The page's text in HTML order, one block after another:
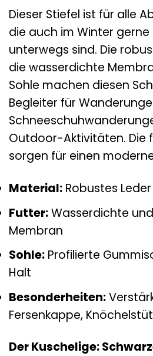
Dieser Stiefel ist für alle
die auch im Winter gerne
unterwegs sind. Die
die wasserdichte
Sohle machen diesen
Begleiter für
Outdoor-Aktivitäten. Die
sorgen für einen
Material: Robustes
Futter:Wasserdichte
Membran
Sohle: Profilierte
Halt
Besonderheiten:
Fersenkappe,
Der Kuschelige: